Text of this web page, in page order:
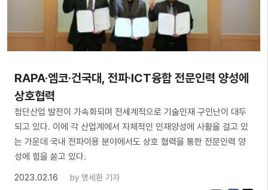
RAPA·엠코·건국대, 전파·ICT융합 전문인력 양성에
상호협력
첨단산업 발전이 가속화되며 전세계적으로 기술인재 구인난이 대두
되고 있다. 이에 각 산업계에서 자체적인 인재양성에 사활을 걸고 있
는 가운데 국내 전파이용 분야에서도 상호 협력을 통한 전문인력 양
성에 힘을 쏟고 있다.
2023.02.16
by 명세환 기자